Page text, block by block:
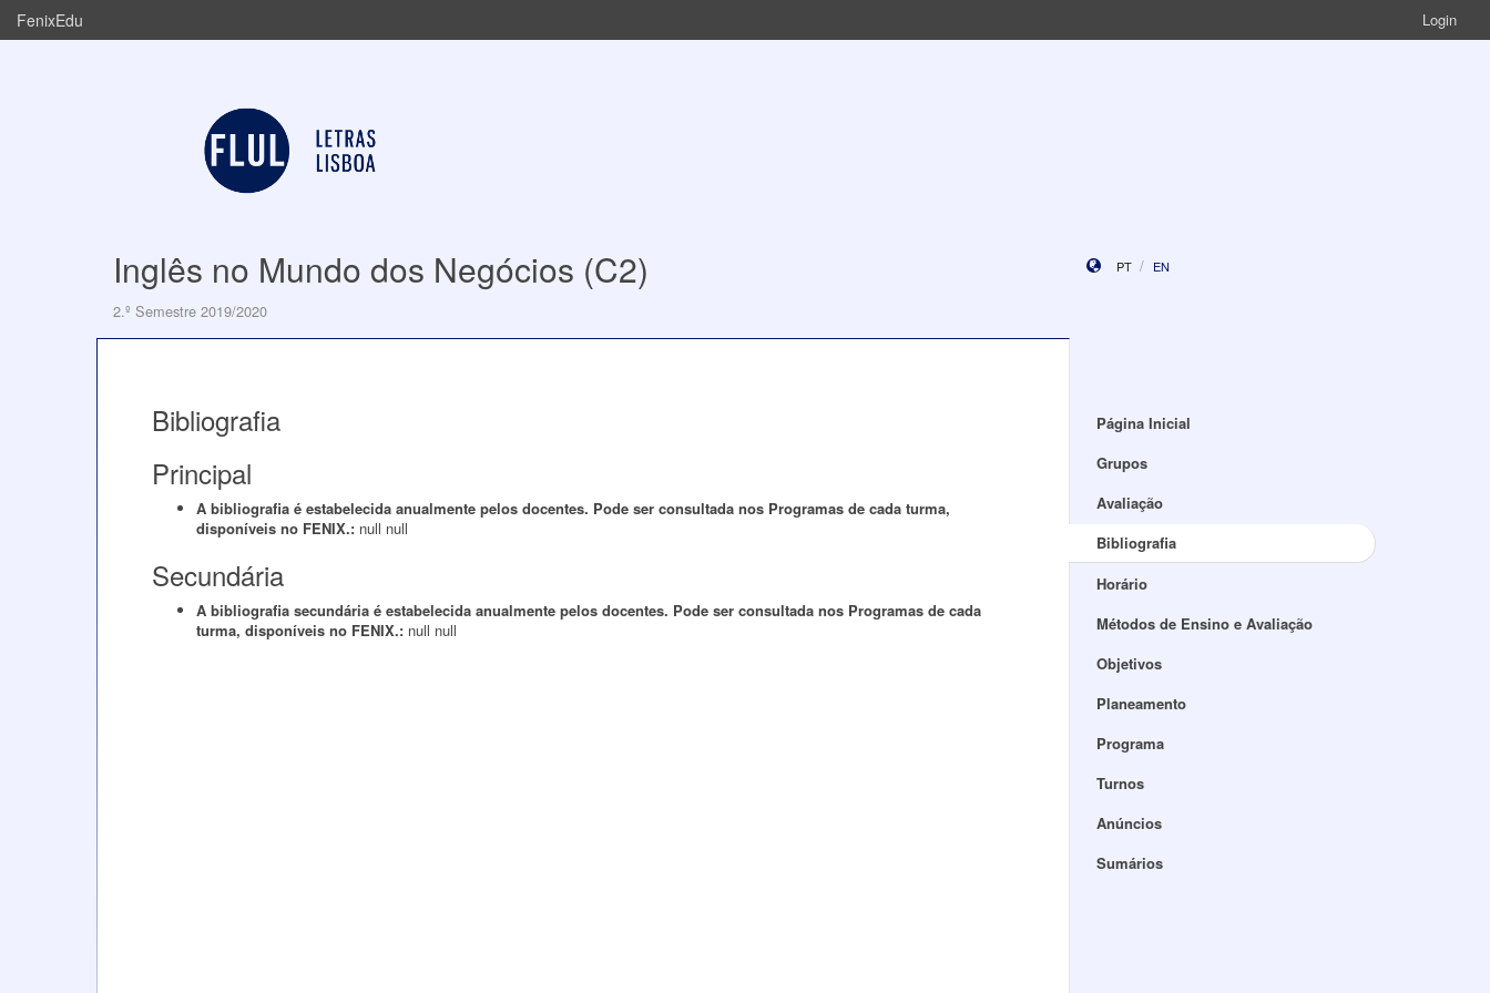
FenixEdu Login
Inglês no Mundo dos Negócios (C2)
2.º Semestre 2019/2020
PT EN
Bibliografia
Principal
A bibliografia é estabelecida anualmente pelos docentes. Pode ser consultada nos Programas de cada turma,
disponíveis no FENIX.: null null
Secundária
A bibliografia secundária é estabelecida anualmente pelos docentes. Pode ser consultada nos Programas de cada
turma, disponíveis no FENIX.: null null
Página Inicial
Grupos
Avaliação
Bibliografia
Horário
Métodos de Ensino e Avaliação
Objetivos
Planeamento
Programa
Turnos
Anúncios
Sumários